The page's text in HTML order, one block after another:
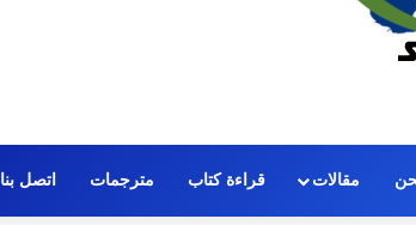
مقالات قراءة كتاب مترجمات اتصل بنا